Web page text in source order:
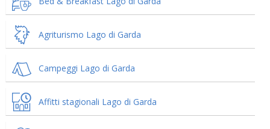
Agriturismo Lago di Garda
Campeggi Lago di Garda
Affitti stagionali Lago di Garda